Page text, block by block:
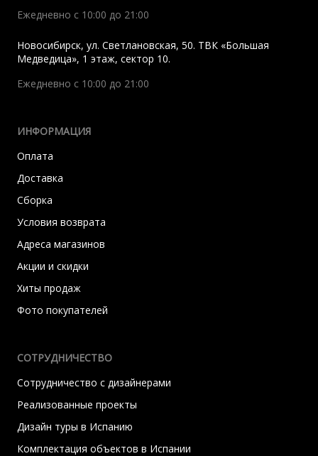
Ежедневно с 10:00 до 21:00
Новосибирск, ул. Светлановская, 50. ТВК «Большая
Медведица», 1 этаж, сектор 10.
Ежедневно с 10:00 до 21:00
ИНФОРМАЦИЯ
Оплата
Доставка
Сборка
Условия возврата
Адреса магазинов
Акции и скидки
Хиты продаж
Фото покупателей
СОТРУДНИЧЕСТВО
Сотрудничество с дизайнерами
Реализованные проекты
Дизайн туры в Испанию
Комплектация объектов в Испании